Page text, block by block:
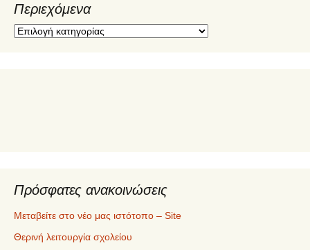
Περιεχόμενα
Π
Πρόσφατες ανακοινώσεις
Μεταβείτε στο νέο μας ιστότοπο – Site
Θερινή λειτουργία σχολείου